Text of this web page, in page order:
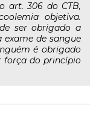
art. 306 do CTB,
objetiva.
ser obrigado a
de sangue
é obrigado
força do princípio